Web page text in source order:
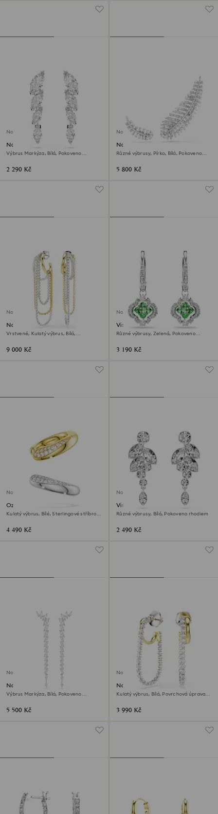
Novinka
Náušnice Mesmera
Výbrus Markýza, Bílá, Pokoveno
2 290 Kč
Novinka
Náušnice Vienna
Různé výbrusy, Pírko, Bílá, Pokoveno
5 800 Kč
Novinka
Náušnice Hyperbola
Vrstvené, Kulatý výbrus, Bílá,
9 000 Kč
Novinka
Visací náušnice Una Angelic
Různé výbrusy, Zelená, Pokoveno
3 190 Kč
Novinka
Ozdoby na ucho Swarovski
Classica
Kulatý výbrus, Bílé, Sterlingové stříbro,
4 490 Kč
Novinka
Visací náušnice Diapason
Různé výbrusy, Bílá, Pokoveno rhodiem
2 490 Kč
Novinka
Náušnice Mesmera
Výbrus Markýza, Bílá, Pokoveno
5 500 Kč
Novinka
Náušnice Hyperbola
Kulatý výbrus, Bílá, Povrchová úprava
3 990 Kč